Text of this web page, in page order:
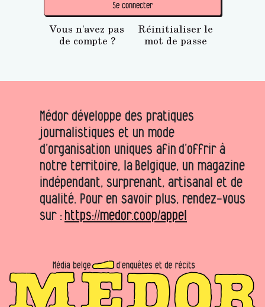
Se connecter
Vous n'avez pas
de compte ?
Réinitialiser le
mot de passe
Médor développe des pratiques
journalistiques et un mode
d’organisation uniques afin d’offrir à
notre territoire, la Belgique, un magazine
indépendant, surprenant, artisanal et de
qualité. Pour en savoir plus, rendez-vous
sur : https://medor.coop/appel